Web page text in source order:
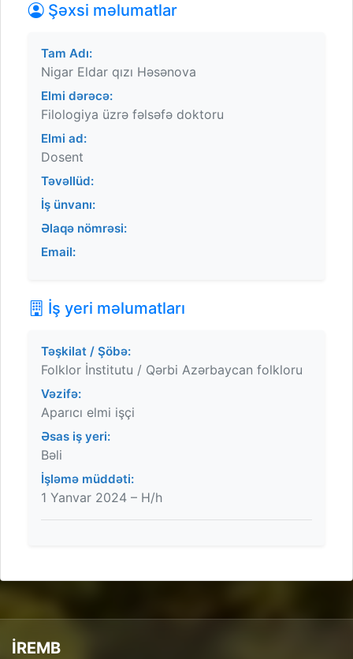
Şəxsi məlumatlar
Tam Adı:
Nigar Eldar qızı Həsənova
Elmi dərəcə:
Filologiya üzrə fəlsəfə doktoru
Elmi ad:
Dosent
Təvəllüd:
İş ünvanı:
Əlaqə nömrəsi:
Email:
İş yeri məlumatları
Təşkilat / Şöbə:
Folklor İnstitutu / Qərbi Azərbaycan folkloru
Vəzifə:
Aparıcı elmi işçi
Əsas iş yeri:
Bəli
İşləmə müddəti:
1 Yanvar 2024 – H/h
İREMB